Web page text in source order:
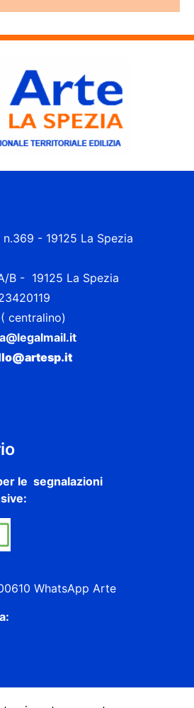
- 19125 La Spezia
B - 19125 La Spezia
centralino)
le segnalazioni
WhatsApp Arte